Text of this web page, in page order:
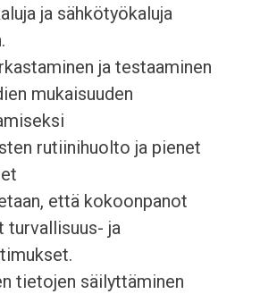
ja sähkötyökaluja
ja testaaminen
mukaisuuden
rutiinihuolto ja pienet
että kokoonpanot
turvallisuus- ja
tietojen säilyttäminen